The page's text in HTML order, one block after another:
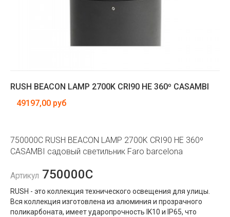
RUSH BEACON LAMP 2700K CRI90 HE 360º CASAMBI
49197,00 руб
750000C RUSH BEACON LAMP 2700K CRI90 HE 360º
CASAMBI садовый светильник Faro barcelona
Артикул 750000C
RUSH - это коллекция технического освещения для улицы.
Вся коллекция изготовлена ​​из алюминия и прозрачного
поликарбоната, имеет ударопрочность IK10 и IP65, что